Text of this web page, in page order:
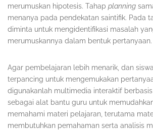
merumuskan hipotesis. Tahap planning
menanya pada pendekatan saintifik. Pada
diminta untuk mengidentifikasi masalah
merumuskannya dalam bentuk pertanyaan.
Agar pembelajaran lebih menarik, dan
terpancing untuk mengemukakan
digunakanlah multimedia interaktif berbasis
sebagai alat bantu guru untuk
memahami materi pelajaran, terutama
membutuhkan pemahaman serta analisis